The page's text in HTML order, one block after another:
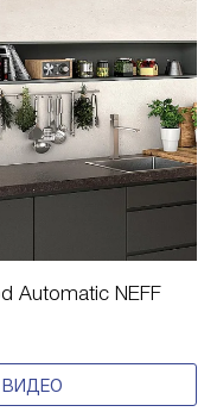
Automatic NEFF
ВИДЕО